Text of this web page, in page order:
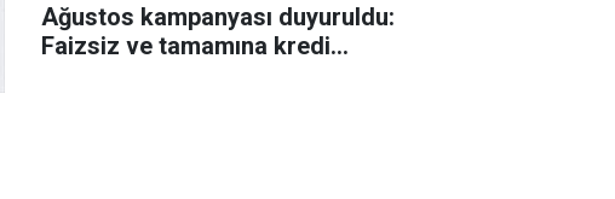
Ağustos kampanyası duyuruldu:
Faizsiz ve tamamına kredi...